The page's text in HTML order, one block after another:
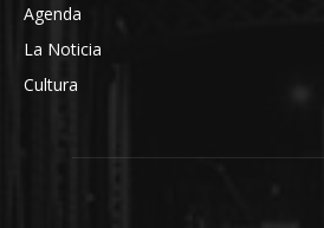
Agenda
La Noticia
Cultura